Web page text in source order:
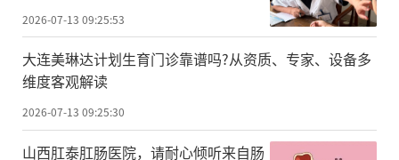
2026-07-13 09:25:53
大连美琳达计划生育门诊靠谱吗?从资质、专家、设备多
维度客观解读
2026-07-13 09:25:30
山西肛泰肛肠医院，请耐心倾听来自肠